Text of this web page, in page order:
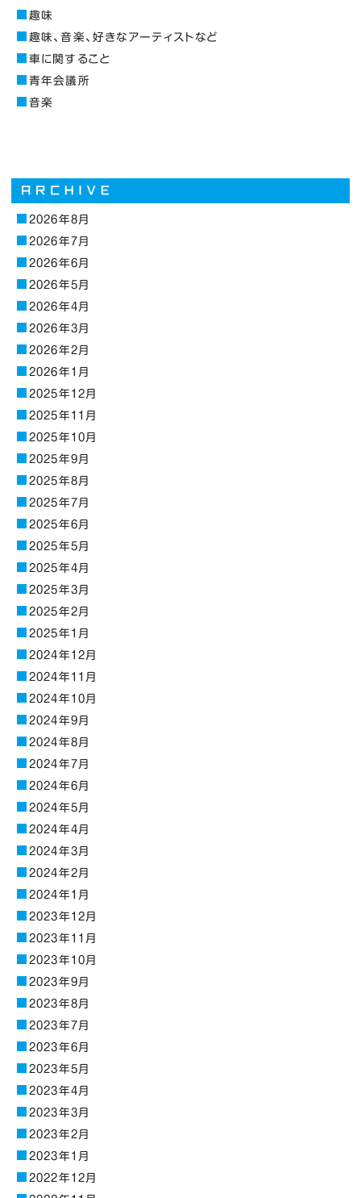
趣味
趣味、音楽、好きなアーティストなど
車に関すること
青年会議所
音楽
2026年8月
2026年7月
2026年6月
2026年5月
2026年4月
2026年3月
2026年2月
2026年1月
2025年12月
2025年11月
2025年10月
2025年9月
2025年8月
2025年7月
2025年6月
2025年5月
2025年4月
2025年3月
2025年2月
2025年1月
2024年12月
2024年11月
2024年10月
2024年9月
2024年8月
2024年7月
2024年6月
2024年5月
2024年4月
2024年3月
2024年2月
2024年1月
2023年12月
2023年11月
2023年10月
2023年9月
2023年8月
2023年7月
2023年6月
2023年5月
2023年4月
2023年3月
2023年2月
2023年1月
2022年12月